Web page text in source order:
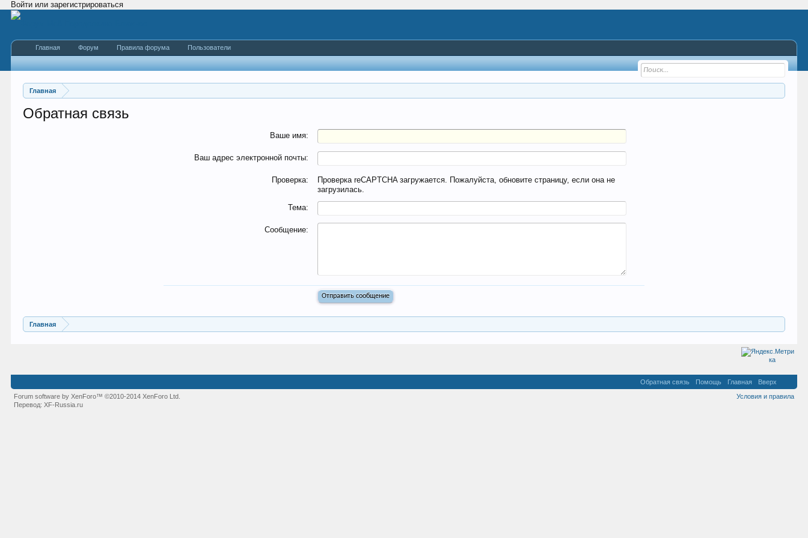
Войти или зарегистрироваться
Главная
Обратная связь
Ваше имя:
Ваш адрес электронной почты:
Проверка:
Проверка reCAPTCHA загружается. Пожалуйста, обновите страницу, если она не
загрузилась.
Тема:
Сообщение:
Главная
Главная Форум Правила форума Пользователи
Обратная связь Помощь Главная
Вверх
Условия и правила
Forum software by XenForo™©2010-2014 XenForo Ltd.
Перевод:XF-Russia.ru